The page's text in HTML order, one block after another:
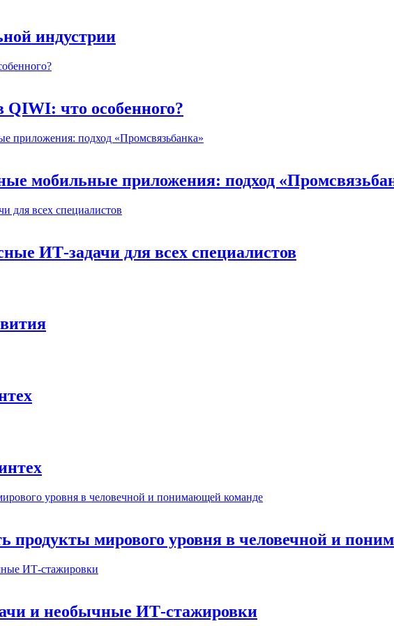
индустрии
QIWI: что особенного?
мобильные приложения: подход
ИТ-задачи для всех специалистов
продукты мирового уровня в человечной и
и необычные ИТ‑стажировки